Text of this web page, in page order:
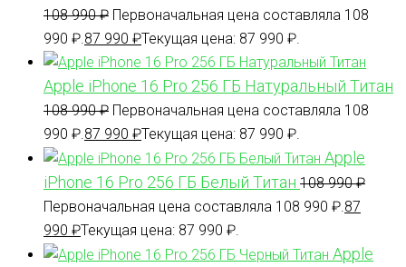
108 990₽ Первоначальная цена составляла 108
990 ₽. 87 990 ₽Текущая цена: 87 990 ₽.
Apple iPhone 16 Pro 256 ГБ Натуральный Титан
108 990₽ Первоначальная цена составляла 108
990 ₽. 87 990 ₽Текущая цена: 87 990 ₽.
Apple
iPhone 16 Pro 256 ГБ Белый Титан 108 990₽
Первоначальная цена составляла 108 990 ₽. 87
990 ₽Текущая цена: 87 990 ₽.
Apple